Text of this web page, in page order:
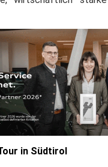
in Südtirol